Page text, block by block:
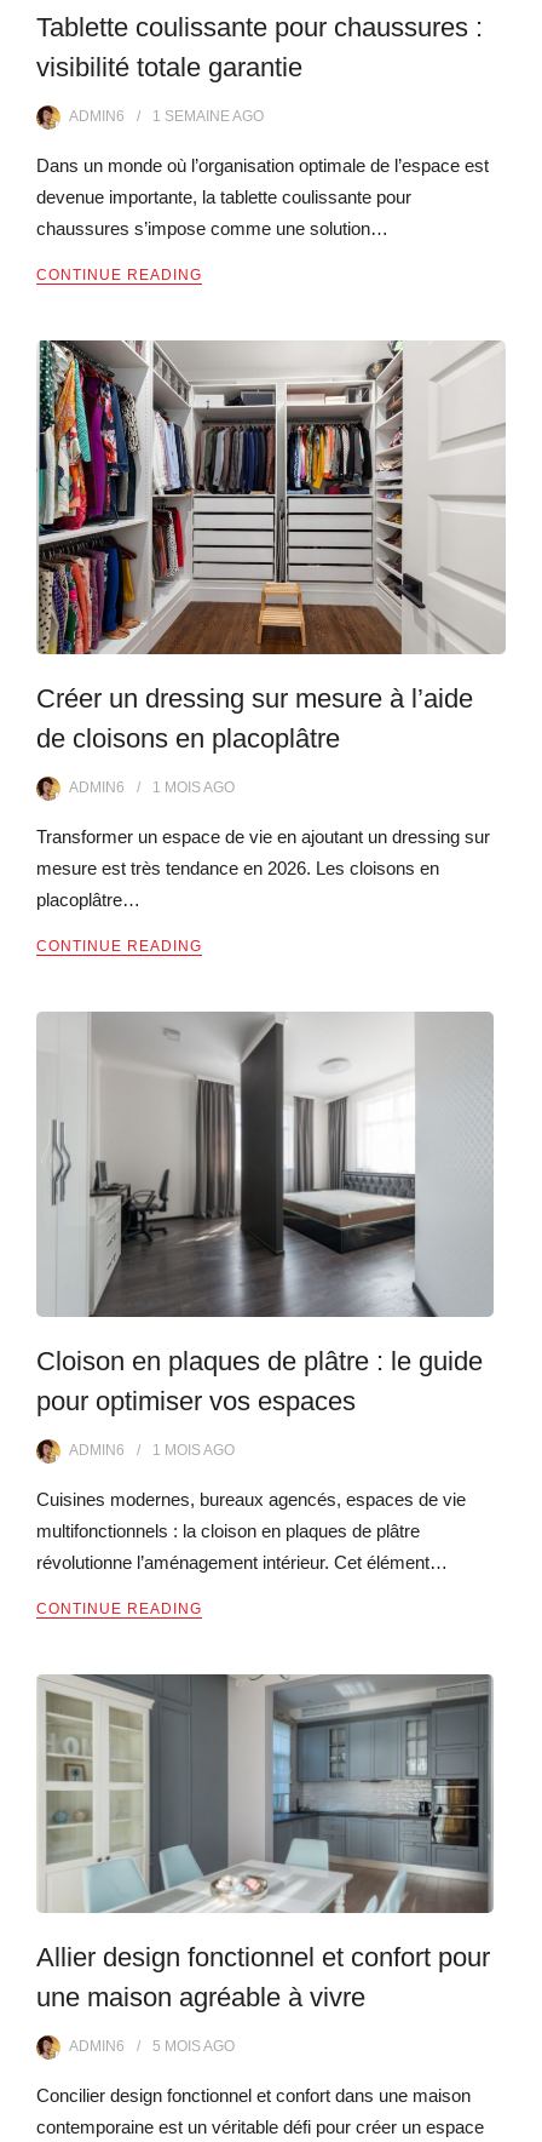
Tablette coulissante pour chaussures :
visibilité totale garantie
ADMIN6 1 SEMAINEAGO
Dans un monde où l’organisation optimale de l’espace est
devenue importante, la tablette coulissante pour
chaussures s’impose comme une solution…
CONTINUE READING
Créer un dressing sur mesure à l’aide
de cloisons en placoplâtre
ADMIN6 1 MOISAGO
Transformer un espace de vie en ajoutant un dressing sur
mesure est très tendance en 2026. Les cloisons en
placoplâtre…
CONTINUE READING
Cloison en plaques de plâtre : le guide
pour optimiser vos espaces
ADMIN6 1 MOISAGO
Cuisines modernes, bureaux agencés, espaces de vie
multifonctionnels : la cloison en plaques de plâtre
révolutionne l’aménagement intérieur. Cet élément…
CONTINUE READING
Allier design fonctionnel et confort pour
une maison agréable à vivre
ADMIN6 5 MOISAGO
Concilier design fonctionnel et confort dans une maison
contemporaine est un véritable défi pour créer un espace